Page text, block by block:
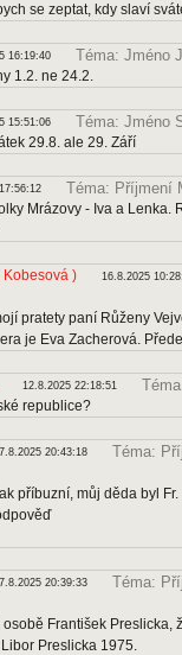
se zeptat, kdy slaví
16:19:40 Téma: Jméno
1.2. ne 24.2.
15:51:06 Téma: Jméno
29.8. ale 29. Září
Téma: Příjmení
Mrázovy - Iva a Lenka.
Kobesová ) 16.8.2025
pratety paní Růženy
je Eva Zacherová.
12.8.2025 22:18:51
republice?
7.8.2025 20:43:18 Téma:
příbuzní, můj děda byl
7.8.2025 20:39:33 Téma:
František
Preslicka 1975.